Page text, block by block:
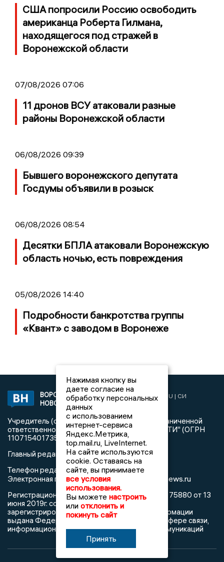
США попросили Россию освободить
американца Роберта Гилмана,
находящегося под стражей в
Воронежской области
07/08/2026 07:06
11 дронов ВСУ атаковали разные
районы Воронежской области
06/08/2026 09:39
Бывшего воронежского депутата
Госдумы объявили в розыск
06/08/2026 08:54
Десятки БПЛА атаковали Воронежскую
область ночью, есть повреждения
05/08/2026 14:40
Подробности банкротства группы
«Квант» с заводом в Воронеже
ВОРОНЕЖСКИЕ
НОВОСТИ
2019 © VORONEZHNEWS.RU | СИ
«Воронежские новости»
Учредитель (соучредители): Общество с ограниченной
ответственностью "РЕГИОНАЛЬНЫЕ НОВОСТИ" (ОГРН
1107154017354)
Главный редактор: Пирогов А.А.
Телефон редакции: +7 (473) 262 77 92
Электронная почта редакции:
info@voronezhnews.ru
Регистрационный номер: серия Эл № ФС 77 - 75880 от 13
июня 2019г. согласно выписке из реестра
зарегистрированных средств массовой информации
выдана Федеральной службой по надзору в сфере связи,
информационных технологий и массовых коммуникаций
Нажимая кнопку вы
даете согласие на
обработку персональных
данных
с использованием
интернет-сервиса
Яндекс.Метрика,
top.mail.ru, LiveInternet.
На сайте используются
cookie. Оставаясь на
сайте, вы принимаете
все условия
использования.
Вы можете настроить
или отклонить и
покинуть сайт
Принять